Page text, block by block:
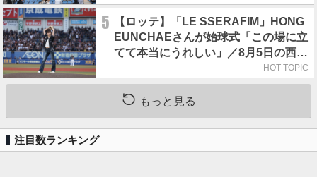
5
【ロッテ】「LE SSERAFIM」HONG
EUNCHAEさんが始球式「この場に立
てて本当にうれしい」／8月5日の西武
HOT TOPIC
もっと見る
注目数ランキング